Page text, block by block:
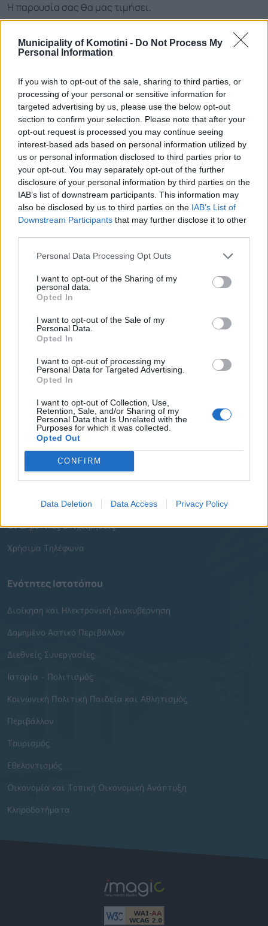
Municipality of Komotini - Do Not Process My
Personal Information
If you wish to opt-out of the sale, sharing to third parties, or
processing of your personal or sensitive information for
targeted advertising by us, please use the below opt-out
section to confirm your selection. Please note that after your
opt-out request is processed you may continue seeing
interest-based ads based on personal information utilized by
us or personal information disclosed to third parties prior to
your opt-out. You may separately opt-out of the further
disclosure of your personal information by third parties on the
IAB’s list of downstream participants. This information may
also be disclosed by us to third parties on the IAB’s List of
Downstream Participants that may further disclose it to other
Personal Data Processing Opt Outs
I want to opt-out of the Sharing of my
personal data.
Opted In
I want to opt-out of the Sale of my
Personal Data.
Opted In
I want to opt-out of processing my
Personal Data for Targeted Advertising.
Opted In
I want to opt-out of Collection, Use,
Retention, Sale, and/or Sharing of my
Personal Data that Is Unrelated with the
Purposes for which it was collected.
Opted Out
CONFIRM
Data Deletion Data Access Privacy Policy
Η παρουσία σας θα μας τιμήσει.
Για οποιαδήποτε πληροφορία, επικοινωνήστε με τη
Δημοτική Βιβλιοθήκη Κομοτηνής
τηλ: 2531022589.
Τηλεφωνικό Κέντρο
Τηλεφωνικό Κέντρο
25313-52400
FAX Δήμου
25310-22756
Γραφείο Δημάρχου
25310-82177
Κ.Ε.Π.
25310-83300
Αστυνομικό Τμήμα
25310-22100
25310-22912
Γρήγορη Πλοήγηση
Αντιδήμαρχοι
Δημοτικό Συμβούλιο
Συλλογικά Όργανα Δήμου
Δημοτικές Κοινότητες
Υπηρεσίες του Δήμου
Οι Δημοτικές Επιχειρήσεις
Χρήσιμα Τηλέφωνα
Ενότητες Ιστοτόπου
Διοίκηση και Ηλεκτρονική Διακυβέρνηση
Δομημένο Αστικό Περιβάλλον
Διεθνείς Συνεργασίες
Ιστορία - Πολιτισμός
Κοινωνική Πολιτική Παιδεία και Αθλητισμός
Περιβάλλον
Τουρισμός
Εθελοντισμός
Οικονομία και Τοπική Οικονομική Ανάπτυξη
Κληροδοτήματα